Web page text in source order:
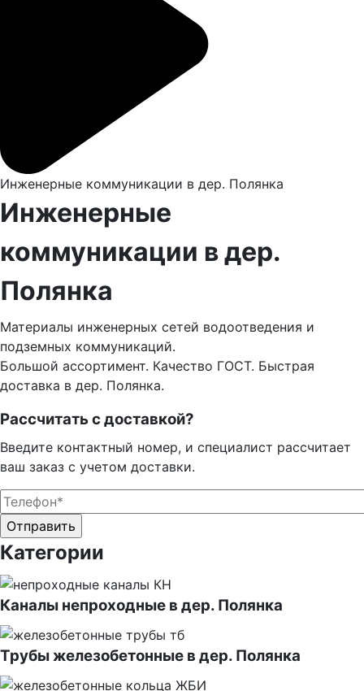
Инженерные коммуникации в дер. Полянка
Инженерные
коммуникации в дер.
Полянка
Материалы инженерных сетей водоотведения и
подземных коммуникаций.
Большой ассортимент. Качество ГОСТ. Быстрая
доставка в дер. Полянка.
Рассчитать с доставкой?
Введите контактный номер, и специалист рассчитает
ваш заказ с учетом доставки.
Категории
Каналы непроходные в дер. Полянка
Трубы железобетонные в дер. Полянка